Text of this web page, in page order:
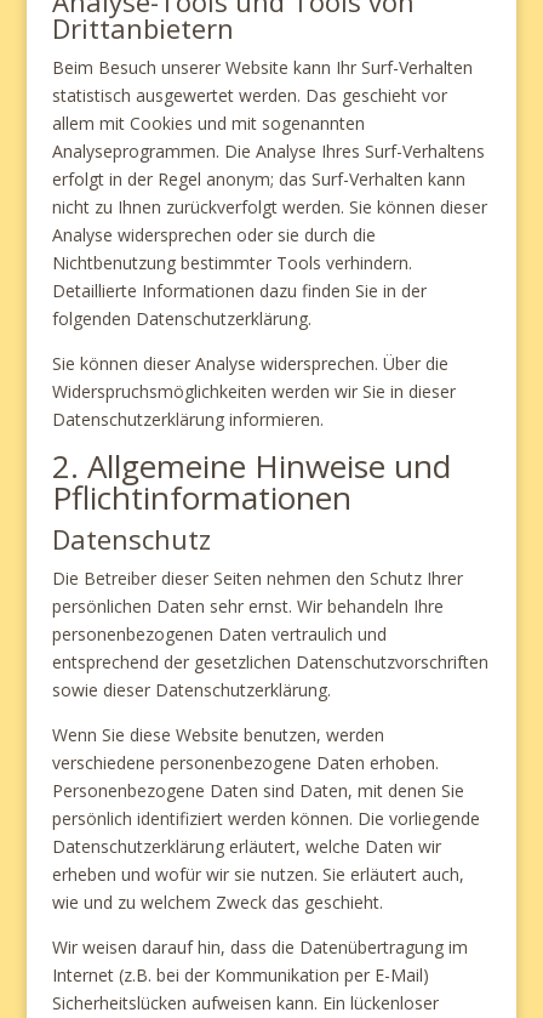
Drittanbietern
Beim Besuch unserer Website kann Ihr Surf-Verhalten
statistisch ausgewertet werden. Das geschieht vor
allem mit Cookies und mit sogenannten
Analyseprogrammen. Die Analyse Ihres Surf-Verhaltens
erfolgt in der Regel anonym; das Surf-Verhalten kann
nicht zu Ihnen zurückverfolgt werden. Sie können dieser
Analyse widersprechen oder sie durch die
Nichtbenutzung bestimmter Tools verhindern.
Detaillierte Informationen dazu finden Sie in der
folgenden Datenschutzerklärung.
Sie können dieser Analyse widersprechen. Über die
Widerspruchsmöglichkeiten werden wir Sie in dieser
Datenschutzerklärung informieren.
2. Allgemeine Hinweise und
Pflichtinformationen
Datenschutz
Die Betreiber dieser Seiten nehmen den Schutz Ihrer
persönlichen Daten sehr ernst. Wir behandeln Ihre
personenbezogenen Daten vertraulich und
entsprechend der gesetzlichen Datenschutzvorschriften
sowie dieser Datenschutzerklärung.
Wenn Sie diese Website benutzen, werden
verschiedene personenbezogene Daten erhoben.
Personenbezogene Daten sind Daten, mit denen Sie
persönlich identifiziert werden können. Die vorliegende
Datenschutzerklärung erläutert, welche Daten wir
erheben und wofür wir sie nutzen. Sie erläutert auch,
wie und zu welchem Zweck das geschieht.
Wir weisen darauf hin, dass die Datenübertragung im
Internet (z.B. bei der Kommunikation per E-Mail)
Sicherheitslücken aufweisen kann. Ein lückenloser